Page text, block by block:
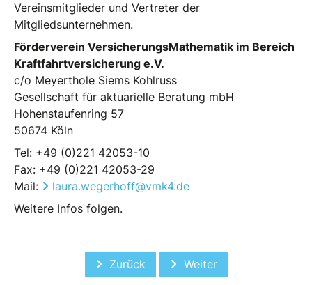
Vereinsmitglieder und Vertreter der
Mitgliedsunternehmen.
Förderverein VersicherungsMathematik im Bereich
Kraftfahrtversicherung e.V.
c/o Meyerthole Siems Kohlruss
Gesellschaft für aktuarielle Beratung mbH
Hohenstaufenring 57
50674 Köln
Tel: +49 (0)221 42053-10
Fax: +49 (0)221 42053-29
Mail:
laura.wegerhoff@vmk4.de
Weitere Infos folgen.
Vorheriger Beitrag: RWTH Aachen
Zurück Nächster Beitrag:
Weiter